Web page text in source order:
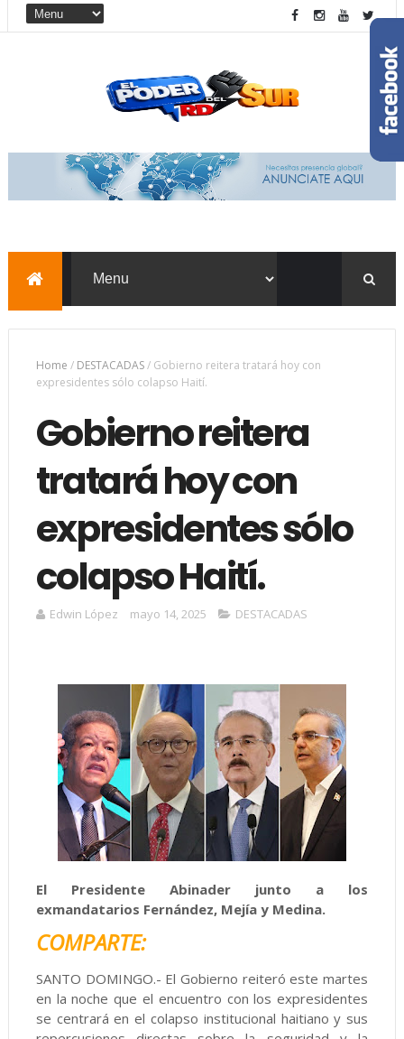
Home / DESTACADAS/ Gobierno reitera tratará hoy con
expresidentes sólo colapso Haití.
Gobierno reitera
tratará hoy con
expresidentes sólo
colapso Haití.
Edwin López mayo 14, 2025 DESTACADAS
El Presidente Abinader junto a los
exmandatarios Fernández, Mejía y Medina.
COMPARTE:
SANTO DOMINGO.- El Gobierno reiteró este martes
en la noche que el encuentro con los expresidentes
se centrará en el colapso institucional haitiano y sus